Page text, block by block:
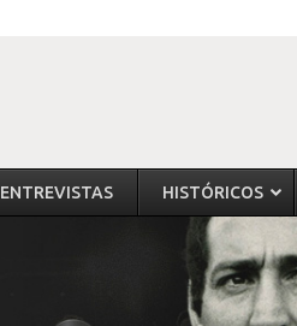
ENTREVISTAS HISTÓRICOS